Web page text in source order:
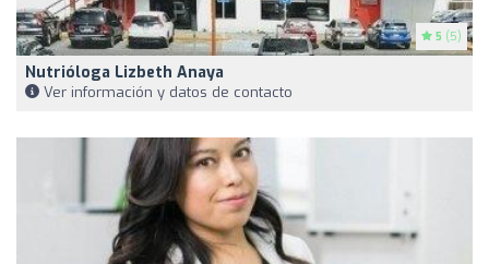
5 (5)
Nutrióloga Lizbeth Anaya
Ver información y datos de contacto